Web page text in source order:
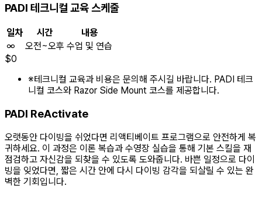
PADI 테크니컬 교육 스케줄
일차 시간
내용
∞
오전~오후 수업 및 연습
$0
※테크니컬 교육과 비용은 문의해 주시길 바랍니다. PADI 테크
니컬 코스와 Razor Side Mount 코스를 제공합니다.
PADI ReActivate
오랫동안 다이빙을 쉬었다면 리액티베이트 프로그램으로 안전하게 복
귀하세요. 이 과정은 이론 복습과 수영장 실습을 통해 기본 스킬을 재
점검하고 자신감을 되찾을 수 있도록 도와줍니다. 바쁜 일정으로 다이
빙을 잊었다면, 짧은 시간 안에 다시 다이빙 감각을 되살릴 수 있는 완
벽한 기회입니다.